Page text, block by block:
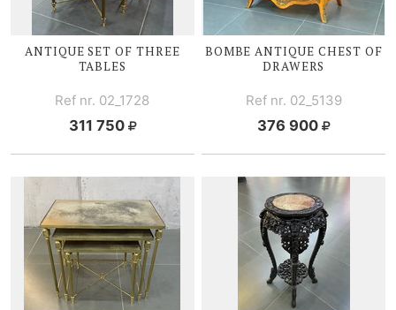
ANTIQUE SET OF THREE
TABLES
Ref nr. 02_1728
311 750
BOMBE ANTIQUE CHEST OF
DRAWERS
Ref nr. 02_5139
376 900